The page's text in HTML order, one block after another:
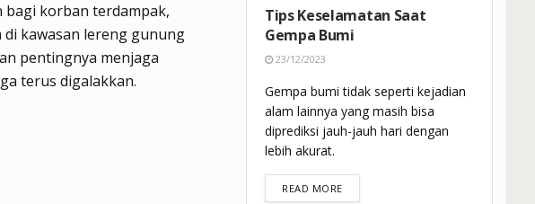
bagi korban terdampak,
kawasan lereng gunung
pentingnya menjaga
terus digalakkan.
Tips Keselamatan Saat
Gempa Bumi
23/12/2023
Gempa bumi tidak seperti kejadian
alam lainnya yang masih bisa
diprediksi jauh-jauh hari dengan
lebih akurat.
READ MOREDETAILS